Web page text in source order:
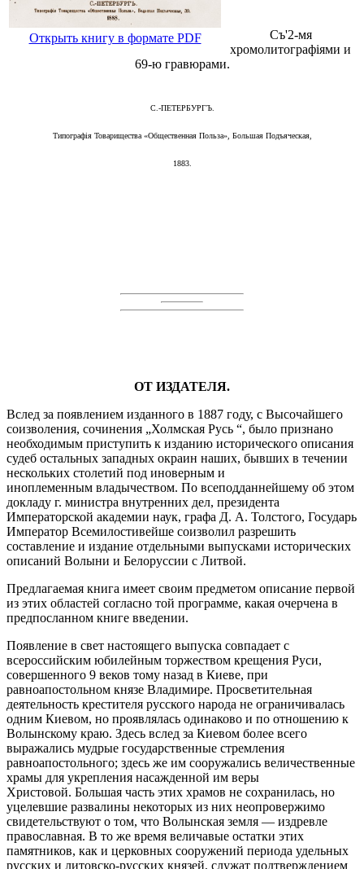
Открыть книгу в формате PDF
Съ'2-мя
хромолитографіями и
69-ю гравюрами.
С.-ПЕТЕРБУРГЪ.
Типографія Товарищества «Общественная Польза», Большая Подъяческая,
1883.
ОТ ИЗДАТЕЛЯ.
Вслед за появлением изданного в 1887 году, с Высочайшего
соизволения, сочинения „Холмская Русь “, было признано
необходимым приступить к изданию исторического описания
судеб остальных западных окраин наших, бывших в течении
нескольких столетий под иноверным и
иноплеменным владычеством. По всеподданнейшему об этом
докладу г. министра внутренних дел, президента
Императорской академии наук, графа Д. А. Толстого, Государь
Император Всемилостивейше соизволил разрешить
составление и издание отдельными выпусками исторических
описаний Волыни и Белоруссии с Литвой.
Предлагаемая книга имеет своим предметом описание первой
из этих областей согласно той программе, какая очерчена в
предпосланном книге введении.
Появление в свет настоящего выпуска совпадает с
всероссийским юбилейным торжеством крещения Руси,
совершенного 9 веков тому назад в Киеве, при
равноапостольном князе Владимире. Просветительная
деятельность крестителя русского народа не ограничивалась
одним Киевом, но проявлялась одинаково и по отношению к
Волынскому краю. Здесь вслед за Киевом более всего
выражались мудрые государственные стремления
равноапостольного; здесь же им сооружались величественные
храмы для укрепления насажденной им веры
Христовой. Большая часть этих храмов не сохранилась, но
уцелевшие развалины некоторых из них неопровержимо
свидетельствуют о том, что Волынская земля — издревле
православная. В то же время величавые остатки этих
памятников, как и церковных сооружений периода удельных
русских и литовско-русских князей, служат подтверждением